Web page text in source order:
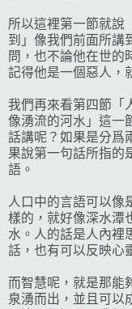
所以這裡第一節就說
到」像我們前面所講
問，也不論他在世的
記得他是一個惡人，
我們再來看第四節「
像湧流的河水」這一
話講呢？如果是分爲
果說第一句話所指的
語。
人口中的言語可以像
樣的，就好像深水潭
水。人的話是人內裡
話，也有可以反映心
而智慧呢，就是那能
泉湧而出，並且可以